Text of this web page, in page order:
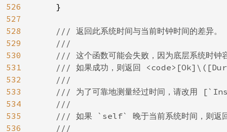
526
527
528
529
530
531
532
533
534
535
536
    }
/// 返回此系统时间与当前时钟时间的差异。
    ///
/// 这个函数可能会失败，因为底层系统时钟
/// 如果成功，则返回
    ///
/// 为了可靠地测量经过时间，请改用
    ///
/// 如果 `self` 晚于当前系统时间，则返
    ///